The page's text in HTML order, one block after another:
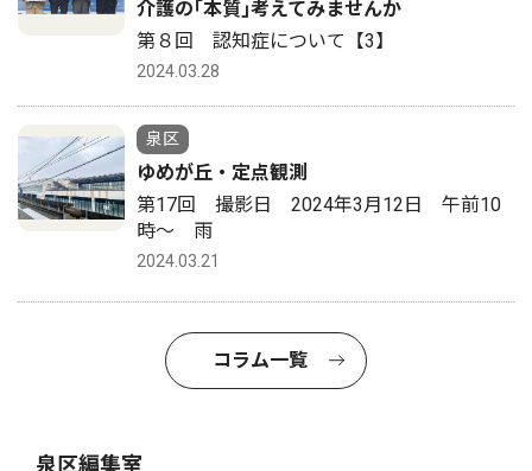
介護の｢本質｣考えてみませんか
第８回 認知症について【3】
2024.03.28
泉区
ゆめが丘・定点観測
第17回 撮影日 2024年3月12日 午前10
時〜 雨
2024.03.21
コラム一覧
泉区編集室